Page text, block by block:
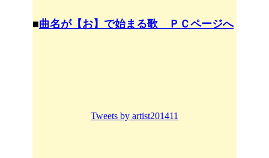
■曲名が【お】で始まる歌 ＰＣページへ
Tweets by artist201411